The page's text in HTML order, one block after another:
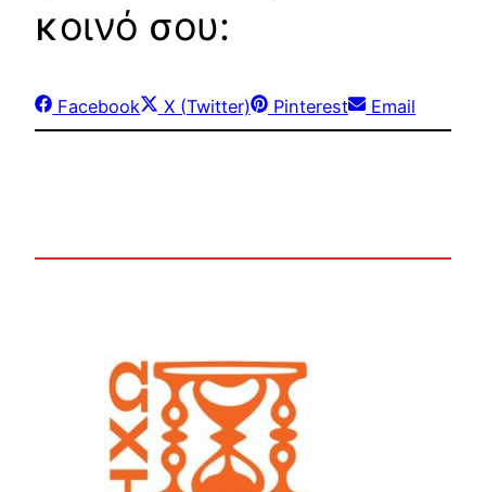
κοινό σου:
Share
on
Facebook
Share
on
X (Twitter)
Share
on
Pinterest
Share
on
Email